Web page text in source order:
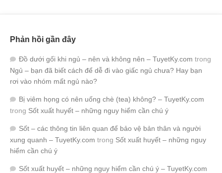
Phản hồi gần đây
Đồ dưới gối khi ngủ – nên và không nên – TuyetKy.com trong
Ngủ – bạn đã biết cách để dễ đi vào giấc ngủ chưa? Hay bạn
rơi vào nhóm mất ngủ nào?
Bị viêm họng có nên uống chè (tea) không? – TuyetKy.com
trong Sốt xuất huyết – những nguy hiểm cần chú ý
Sốt – các thông tin liên quan để bảo vệ bản thân và người
xung quanh – TuyetKy.com trong Sốt xuất huyết – những nguy
hiểm cần chú ý
Sốt xuất huyết – những nguy hiểm cần chú ý – TuyetKy.com